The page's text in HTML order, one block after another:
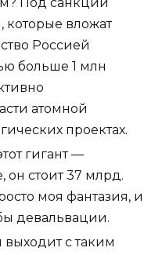
Под санкции
которые вложат
Россией
больше 1 млн
атомной
проектах.
гигант —
он стоит 37 млрд.
моя фантазия, и
девальвации.
с таким